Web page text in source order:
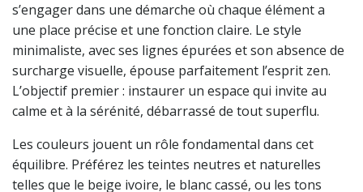
s’engager dans une démarche où chaque élément a
une place précise et une fonction claire. Le style
minimaliste, avec ses lignes épurées et son absence de
surcharge visuelle, épouse parfaitement l’esprit zen.
L’objectif premier : instaurer un espace qui invite au
calme et à la sérénité, débarrassé de tout superflu.
Les couleurs jouent un rôle fondamental dans cet
équilibre. Préférez les teintes neutres et naturelles
telles que le beige ivoire, le blanc cassé, ou les tons